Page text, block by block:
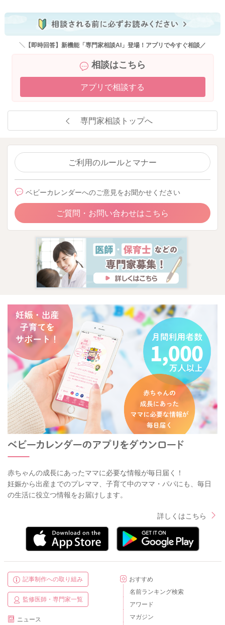
＼【即時回答】新機能「専門家相談AI」登場！アプリで今すぐ相談／
相談はこちら
アプリで相談する
専門家相談トップへ
ご利用のルールとマナー
ベビーカレンダーへのご意見をお聞かせください
ご質問・お問い合わせはこちら
赤ちゃんの成長にあったママに必要な情報が毎日届く！
妊娠から出産までのプレママ、子育て中のママ・パパにも、毎日
の生活に役立つ情報をお届けします。
詳しくはこちら
記事制作への取り組み
監修医師・専門家一覧
ニュース
おすすめ
名前ランキング検索
アワード
マガジン